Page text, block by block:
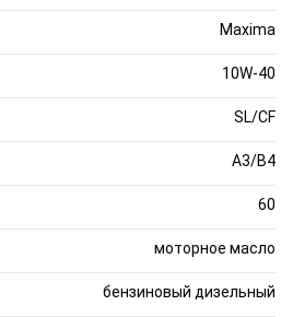
Maxima
10W-40
SL/CF
A3/B4
60
моторное масло
бензиновый дизельный